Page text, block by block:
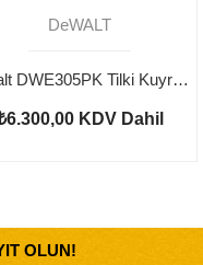
DeWALT
Dewalt DWE305PK Tilki Kuyruğu Testere
KDV Dahil
OLUN!